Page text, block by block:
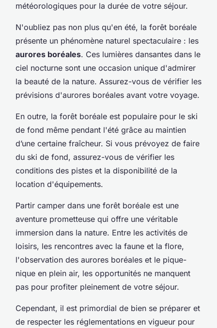
météorologiques pour la durée de votre séjour.
N'oubliez pas non plus qu'en été, la forêt boréale
présente un phénomène naturel spectaculaire : les
aurores boréales. Ces lumières dansantes dans le
ciel nocturne sont une occasion unique d'admirer
la beauté de la nature. Assurez-vous de vérifier les
prévisions d'aurores boréales avant votre voyage.
En outre, la forêt boréale est populaire pour le ski
de fond même pendant l'été grâce au maintien
d’une certaine fraîcheur. Si vous prévoyez de faire
du ski de fond, assurez-vous de vérifier les
conditions des pistes et la disponibilité de la
location d'équipements.
Partir camper dans une forêt boréale est une
aventure prometteuse qui offre une véritable
immersion dans la nature. Entre les activités de
loisirs, les rencontres avec la faune et la flore,
l'observation des aurores boréales et le pique-
nique en plein air, les opportunités ne manquent
pas pour profiter pleinement de votre séjour.
Cependant, il est primordial de bien se préparer et
de respecter les réglementations en vigueur pour